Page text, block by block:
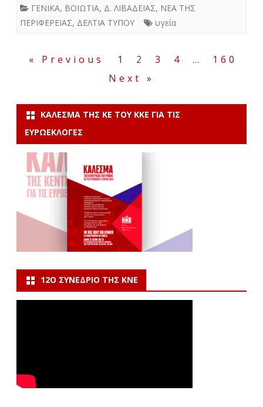
ΓΕΝΙΚΑ, ΒΟΙΩΤΙΑ, Δ. ΛΙΒΑΔΕΙΑΣ, ΝΕΑ ΤΗΣ
ΠΕΡΙΦΕΡΕΙΑΣ, ΔΕΛΤΙΑ ΤΥΠΟΥ υγεία
Σελιδοποίηση
« Previous 1 2 3 4 …
160
Next »
ΚΆΛΕΣΜΑ ΤΗΣ ΚΕ ΤΟΥ ΚΚΕ ΓΙΑ ΤΙΣ
ΕΥΡΩΕΚΛΟΓΈΣ
12Ο ΣΥΝΈΔΡΙΟ ΤΗΣ ΚΝΕ